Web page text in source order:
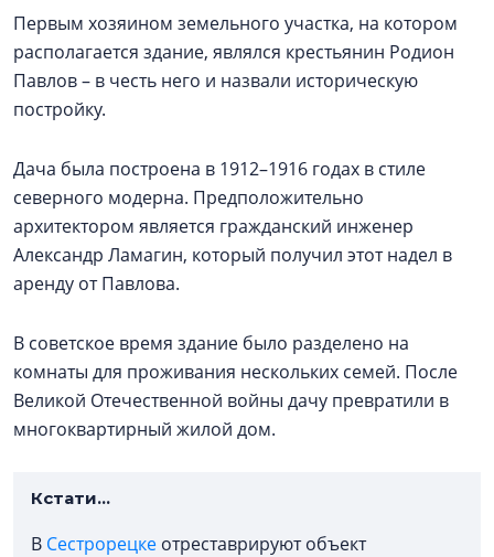
Первым хозяином земельного участка, на котором
располагается здание, являлся крестьянин Родион
Павлов – в честь него и назвали историческую
постройку.
Дача была построена в 1912–1916 годах в стиле
северного модерна. Предположительно
архитектором является гражданский инженер
Александр Ламагин, который получил этот надел в
аренду от Павлова.
В советское время здание было разделено на
комнаты для проживания нескольких семей. После
Великой Отечественной войны дачу превратили в
многоквартирный жилой дом.
Кстати...
В Сестрорецке отреставрируют объект